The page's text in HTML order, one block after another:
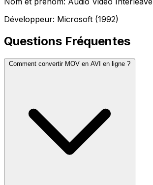
Développeur: Microsoft (1992)
Questions Fréquentes
Comment convertir MOV en AVI en ligne ?